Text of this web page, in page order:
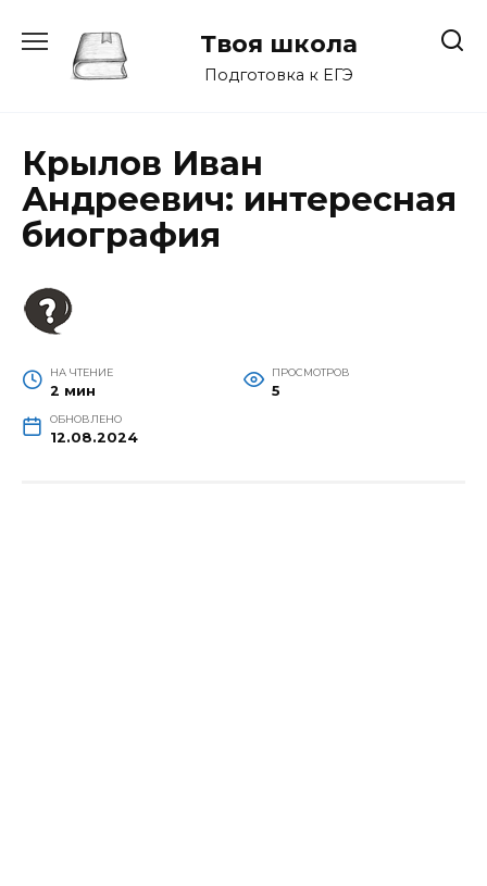
содержанию
Твоя школа
Подготовка к ЕГЭ
Крылов Иван
Андреевич: интересная
биография
НА ЧТЕНИЕ
2 мин
ПРОСМОТРОВ
5
ОБНОВЛЕНО
12.08.2024